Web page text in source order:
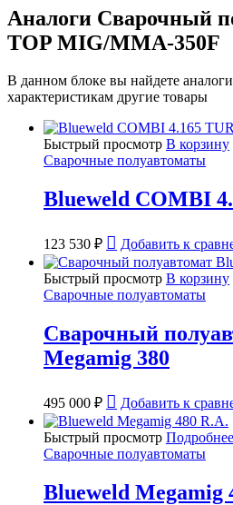
Аналоги Сварочный
TOP MIG/MMA-350F
В данном блоке вы найдете
характеристикам другие товары
Быстрый просмотр В корзину
Сварочные полуавтоматы
Blueweld COMBI
123 530 ₽ Добавить к
Быстрый просмотр В корзину
Сварочные полуавтоматы
Сварочный
Megamig 380
495 000 ₽ Добавить к
Быстрый просмотр Подробнее
Сварочные полуавтоматы
Blueweld Megamig